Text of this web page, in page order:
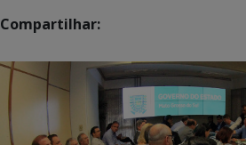
Compartilhar: